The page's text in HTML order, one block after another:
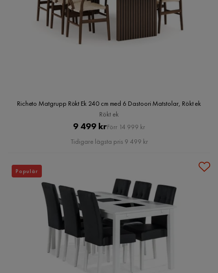
Richeto Matgrupp Rökt Ek 240 cm med 6 Dastoori Matstolar, Rökt ek
Rökt ek
Pris
9 499 krOriginal
Pris
Förr 14 999 kr
Tidigare lägsta pris 9 499 kr
Populär